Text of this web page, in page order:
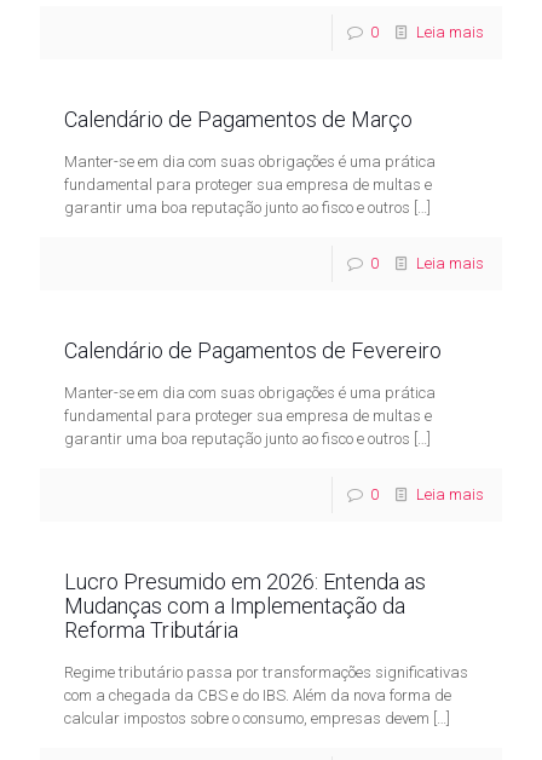
0 Leia mais
Calendário de Pagamentos de Março
Manter-se em dia com suas obrigações é uma prática
fundamental para proteger sua empresa de multas e
garantir uma boa reputação junto ao fisco e outros […]
0 Leia mais
Calendário de Pagamentos de Fevereiro
Manter-se em dia com suas obrigações é uma prática
fundamental para proteger sua empresa de multas e
garantir uma boa reputação junto ao fisco e outros […]
0 Leia mais
Lucro Presumido em 2026: Entenda as
Mudanças com a Implementação da
Reforma Tributária
Regime tributário passa por transformações significativas
com a chegada da CBS e do IBS. Além da nova forma de
calcular impostos sobre o consumo, empresas devem […]